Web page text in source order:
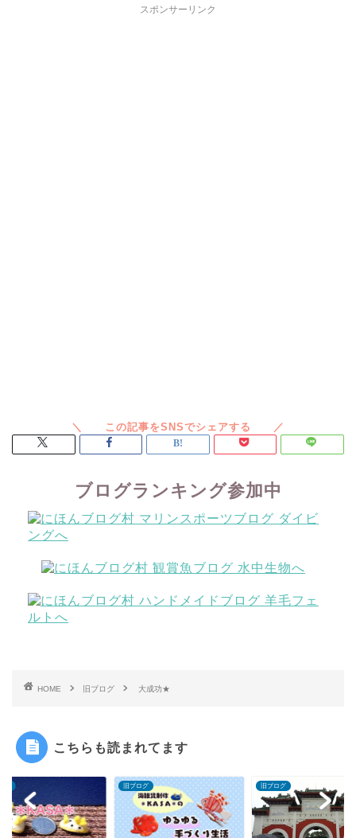
スポンサーリンク
ブログランキング参加中
HOME 旧ブログ 大成功★
こちらも読まれてます
旧ブログ 旧ブログ